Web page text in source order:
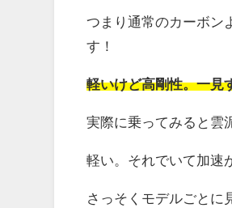
つまり通常のカーボン
す！
軽いけど高剛性。一見
実際に乗ってみると雲
軽い。それでいて加速
さっそくモデルごとに